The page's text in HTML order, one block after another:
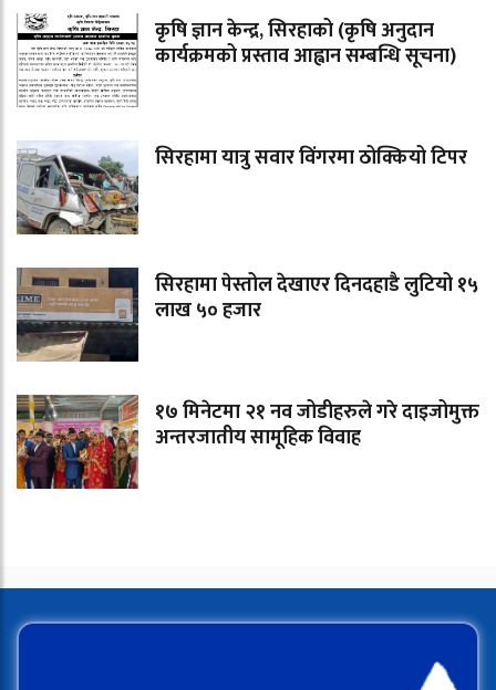
कृषि ज्ञान केन्द्र, सिरहाको (कृषि अनुदान
कार्यक्रमको प्रस्ताव आह्वान सम्बन्धि सूचना)
सिरहामा यात्रु सवार विंगरमा ठोक्कियो टिपर
सिरहामा पेस्तोल देखाएर दिनदहाडै लुटियो १५
लाख ५० हजार
१७ मिनेटमा २१ नव जोडीहरुले गरे दाइजोमुक्त
अन्तरजातीय सामूहिक विवाह